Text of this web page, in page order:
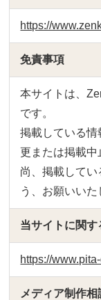
https://
免責事項
本サイトは、
です。
掲載している
更または掲載中
尚、掲載して
う、お願いいた
当サイトに関
https://
メディア制作